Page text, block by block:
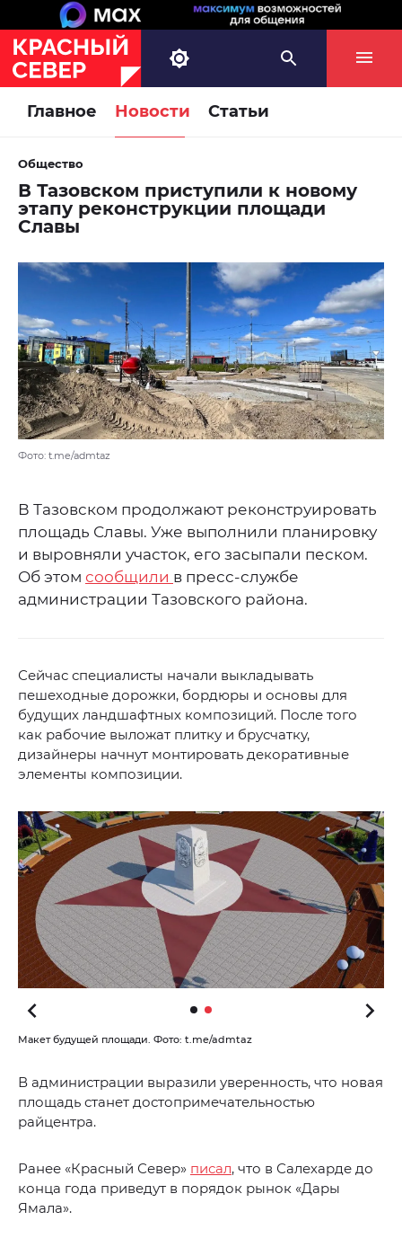
Главное Новости Статьи
Общество
В Тазовском приступили к новому
этапу реконструкции площади
Славы
Фото: t.me/admtaz
В Тазовском продолжают реконструировать
площадь Славы. Уже выполнили планировку
и выровняли участок, его засыпали песком.
Об этом сообщили в пресс-службе
администрации Тазовского района.
Сейчас специалисты начали выкладывать
пешеходные дорожки, бордюры и основы для
будущих ландшафтных композиций. После того
как рабочие выложат плитку и брусчатку,
дизайнеры начнут монтировать декоративные
элементы композиции.
Макет будущей площади. Фото: t.me/admtaz
В администрации выразили уверенность, что новая
площадь станет достопримечательностью
райцентра.
Ранее «Красный Север» писал, что в Салехарде до
конца года приведут в порядок рынок «Дары
Ямала».